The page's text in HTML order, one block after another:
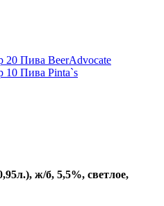
20 Пива BeerAdvocate
10 Пива Pinta`s
ж/б, 5,5%, светлое,